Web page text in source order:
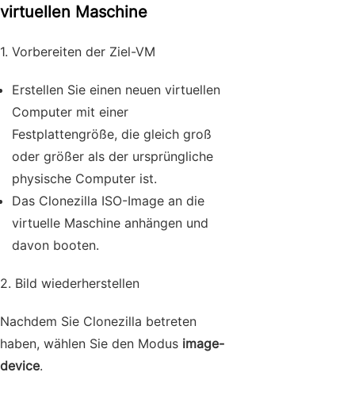
virtuellen Maschine
1. Vorbereiten der Ziel-VM
Erstellen Sie einen neuen virtuellen
Computer mit einer
Festplattengröße, die gleich groß
oder größer als der ursprüngliche
physische Computer ist.
Das Clonezilla ISO-Image an die
virtuelle Maschine anhängen und
davon booten.
2. Bild wiederherstellen
Nachdem Sie Clonezilla betreten
haben, wählen Sie den Modus image-
device.